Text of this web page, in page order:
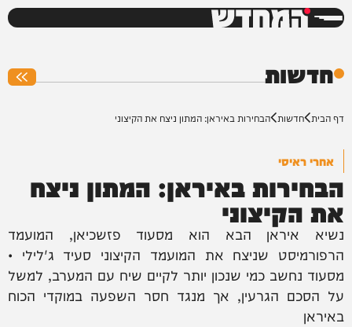
המחדש
חדשות
דף הבית חדשות הבחירות באיראן: המתון ניצח את הקיצוני
אחרי ראיסי
הבחירות באיראן: המתון ניצח
את הקיצוני
נשיא איראן הבא הוא מסעוד פזשכיאן, המועמד
הרפורמיסט שניצח את המועמד הקיצוני סעיד ג'לילי •
מסעוד נחשב כמי שנכון יותר לקיים שיח עם המערב, למשל
על הסכם הגרעין, אך מנגד חסר השפעה במוקדי הכוח
באיראן